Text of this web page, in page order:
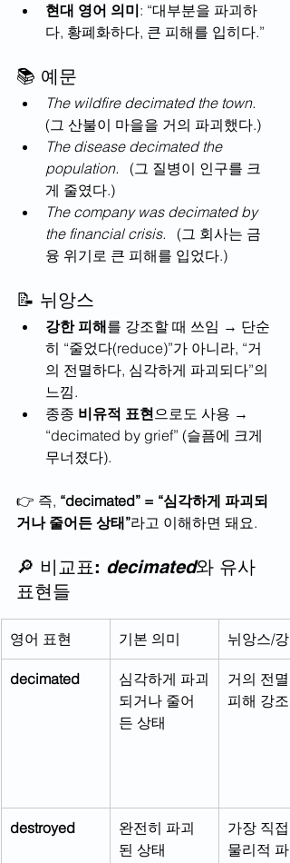
현대 영어 의미: “대부분을 파괴하
다, 황폐화하다, 큰 피해를 입히다.”
📚 예문
The wildfire decimated the town.
(그 산불이 마을을 거의 파괴했다.)
The disease decimated the
population. (그 질병이 인구를 크
게 줄였다.)
The company was decimated by
the financial crisis. (그 회사는 금
융 위기로 큰 피해를 입었다.)
📝 뉘앙스
강한 피해를 강조할 때 쓰임 → 단순
히 “줄었다(reduce)”가 아니라, “거
의 전멸하다, 심각하게 파괴되다”의
느낌.
종종 비유적 표현으로도 사용 →
“decimated by grief” (슬픔에 크게
무너졌다).
👉 즉, “decimated” = “심각하게 파괴되
거나 줄어든 상태”라고 이해하면 돼요.
🔎 비교표: decimated와 유사
표현들
영어 표현 기본 의미 뉘앙스/강
decimated
심각하게 파괴
되거나 줄어
든 상태
거의 전멸
피해 강조
destroyed
완전히 파괴
된 상태
가장 직접
물리적 파